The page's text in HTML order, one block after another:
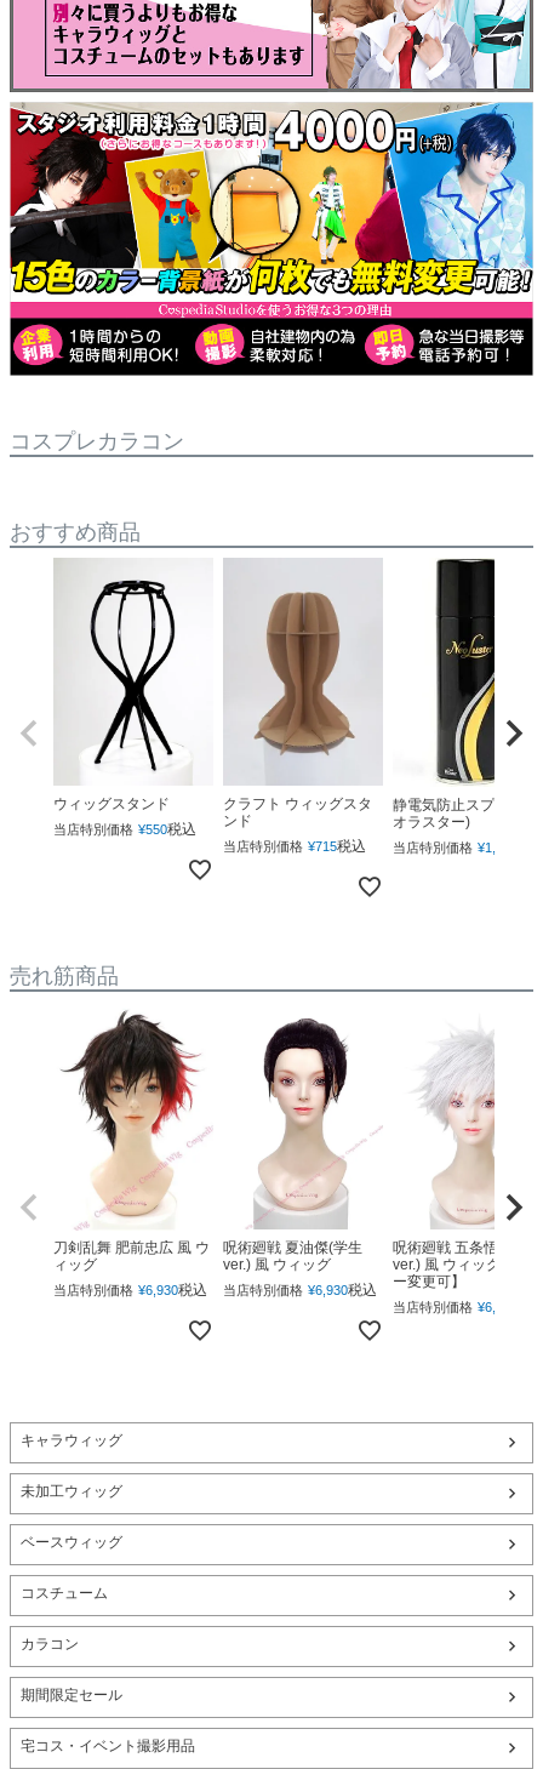
コスプレカラコン
おすすめ商品
ウィッグスタンド
当店特別価格 ¥550税込
クラフト ウィッグスタ
ンド
当店特別価格 ¥715税込
静電気防止スプレー(ネ
オラスター)
当店特別価格 ¥1,760
売れ筋商品
刀剣乱舞 肥前忠広 風 ウ
ィッグ
当店特別価格 ¥6,930税込
呪術廻戦 夏油傑(学生
ver.) 風 ウィッグ
当店特別価格 ¥6,930税込
呪術廻戦 五条悟(下ろ
ver.) 風 ウィッグ 【カ
ー変更可】
当店特別価格 ¥6,930
キャラウィッグ
未加工ウィッグ
ベースウィッグ
コスチューム
カラコン
期間限定セール
宅コス・イベント撮影用品